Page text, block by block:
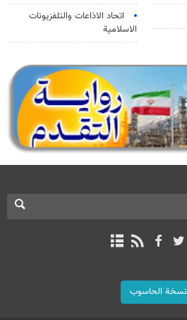
اتحاد الاذاعات والتلفزيونات
الاسلامية
نسخة الحاسوب